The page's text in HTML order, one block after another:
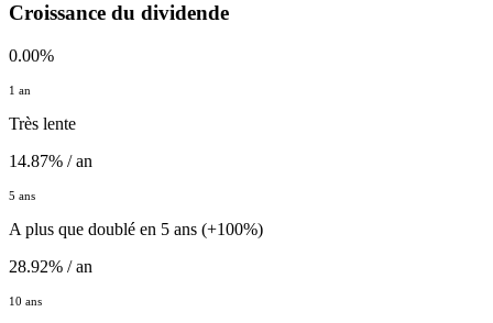
Croissance du dividende
0.00%
1 an
Très lente
14.87% / an
5 ans
A plus que doublé en 5 ans (+100%)
28.92% / an
10 ans